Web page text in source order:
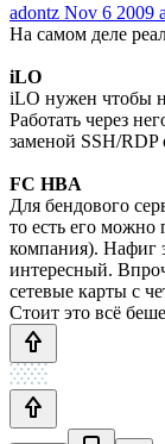
adontz Nov 6 2009
На самом деле
iLO
iLO нужен чтобы
Работать через
заменой SSH/RDP
FC HBA
Для бендового
то есть его можно
компания). Нафиг
интересный.
сетевые карты с
Стоит это всё